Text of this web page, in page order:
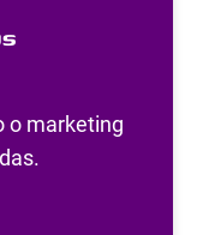
o marketing